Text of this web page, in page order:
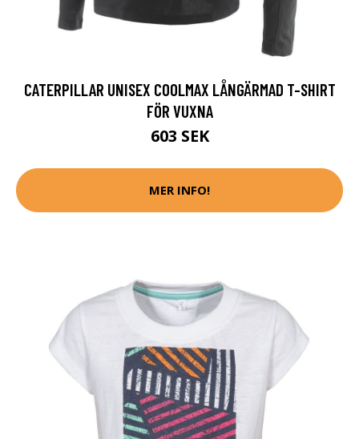
CATERPILLAR UNISEX COOLMAX LÅNGÄRMAD T-SHIRT
FÖR VUXNA
603 SEK
MER INFO!